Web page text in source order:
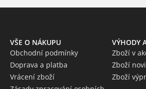
VŠE O NÁKUPU
Obchodní podmínky
Doprava a platba
Vrácení zboží
VÝHODY
Zboží v
Zboží
Zboží